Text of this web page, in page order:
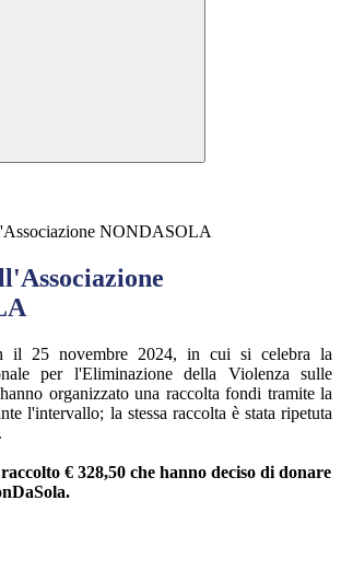
NONDASOLA
il 25 novembre 2024, in cui si celebra la
per l'Eliminazione della Violenza sulle
organizzato una raccolta fondi tramite la
l'intervallo; la stessa raccolta è stata ripetuta
€ 328,50 che hanno deciso di donare